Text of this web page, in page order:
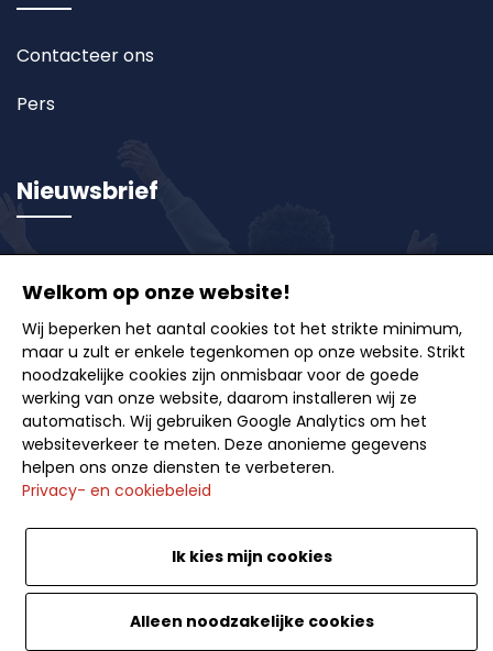
Contacteer ons
Pers
Nieuwsbrief
Schrijf u in op onze nieuwsbrief en ontvang als eerste
onze exclusieve aanbiedingen, reisideeën en tips
voor onvergetelijke uitstappen.
Inschrijven
Welkom op onze website!
Wij beperken het aantal cookies tot het strikte minimum,
maar u zult er enkele tegenkomen op onze website. Strikt
noodzakelijke cookies zijn onmisbaar voor de goede
werking van onze website, daarom installeren wij ze
automatisch. Wij gebruiken Google Analytics om het
websiteverkeer te meten. Deze anonieme gegevens
helpen ons onze diensten te verbeteren.
Privacy- en cookiebeleid
Ik kies mijn cookies
Alleen noodzakelijke cookies